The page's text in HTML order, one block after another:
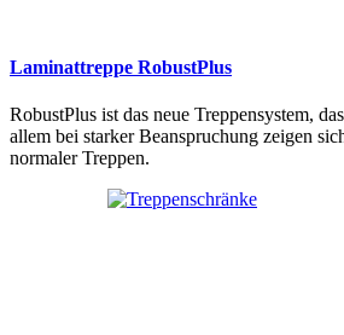
Laminattreppe RobustPlus
RobustPlus ist das neue Treppensystem,
allem bei starker Beanspruchung zeigen
normaler Treppen.